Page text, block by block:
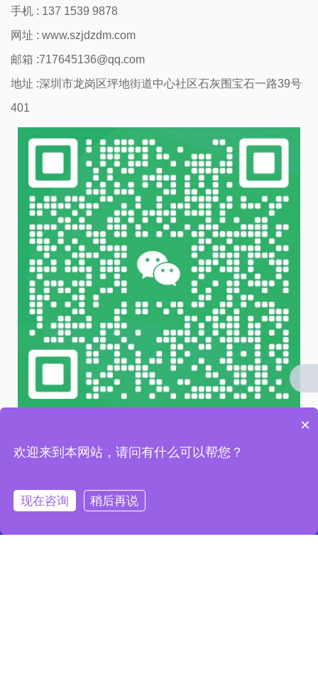
手机 : 137 1539 9878
网址 : www.szjdzdm.com
邮箱 :717645136@qq.com
地址 :深圳市龙岗区坪地街道中心社区石灰围宝石一路39号
401
链接一 链接二
×
欢迎来到本网站，请问有什么可以帮您？
现在咨询 稍后再说